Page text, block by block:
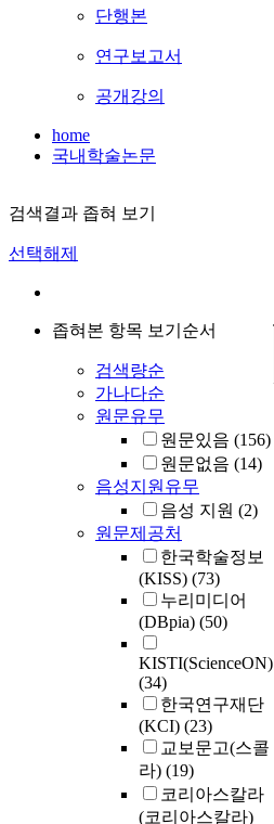
단행본
연구보고서
공개강의
home
국내학술논문
검색결과 좁혀 보기
선택해제
좁혀본 항목 보기순서
검색량순
가나다순
원문유무
원문있음 (156)
원문없음 (14)
음성지원유무
음성 지원 (2)
원문제공처
한국학술정보
(KISS) (73)
누리미디어
(DBpia) (50)
KISTI(ScienceON)
(34)
한국연구재단
(KCI) (23)
교보문고(스콜
라) (19)
코리아스칼라
(코리아스칼라)